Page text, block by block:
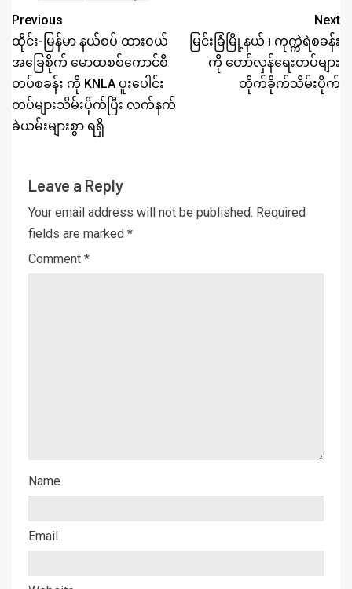
Previous
ထိုင်း-မြန်မာ နယ်စပ် ထားဝယ်
အခြေစိုက် မောထစစ်ကောင်စီ
တပ်စခန်း ကို KNLA ပူးပေါင်း
တပ်များသိမ်းပိုက်ပြီး လက်နက်
ခဲယမ်းများစွာ ရရှိ
Next
မြင်းခြံမြို့နယ် ၊ ကုက္ကဲရဲစခန်း
ကို တော်လှန်ရေးတပ်များ
တိုက်ခိုက်သိမ်းပိုက်
Leave a Reply
Your email address will not be published. Required
fields are marked *
Comment *
Name
Email